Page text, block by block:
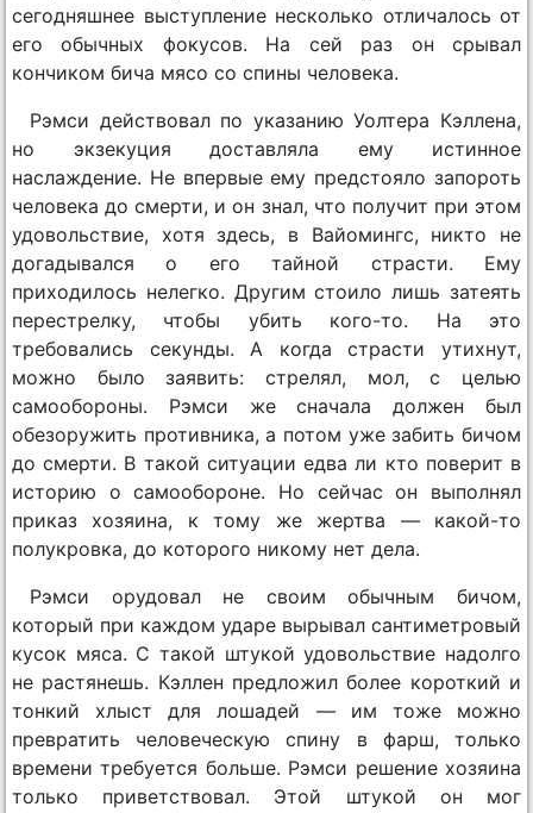
сегодняшнее выступление несколько отличалось от
его обычных фокусов. На сей раз он срывал
кончиком бича мясо со спины человека.
Рэмси действовал по указанию Уолтера Кэллена,
но экзекуция доставляла ему истинное
наслаждение. Не впервые ему предстояло запороть
человека до смерти, и он знал, что получит при этом
удовольствие, хотя здесь, в Вайомингс, никто не
догадывался о его тайной страсти. Ему
приходилось нелегко. Другим стоило лишь затеять
перестрелку, чтобы убить кого-то. На это
требовались секунды. А когда страсти утихнут,
можно было заявить: стрелял, мол, с целью
самообороны. Рэмси же сначала должен был
обезоружить противника, а потом уже забить бичом
до смерти. В такой ситуации едва ли кто поверит в
историю о самообороне. Но сейчас он выполнял
приказ хозяина, к тому же жертва — какой-то
полукровка, до которого никому нет дела.
Рэмси орудовал не своим обычным бичом,
который при каждом ударе вырывал сантиметровый
кусок мяса. С такой штукой удовольствие надолго
не растянешь. Кэллен предложил более короткий и
тонкий хлыст для лошадей — им тоже можно
превратить человеческую спину в фарш, только
времени требуется больше. Рэмси решение хозяина
только приветствовал. Этой штукой он мог